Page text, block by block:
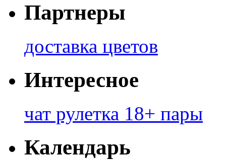
Партнеры
доставка цветов
Интересное
чат рулетка 18+ пары
Календарь